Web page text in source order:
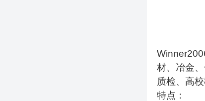
材、冶金
质检、高
特点：